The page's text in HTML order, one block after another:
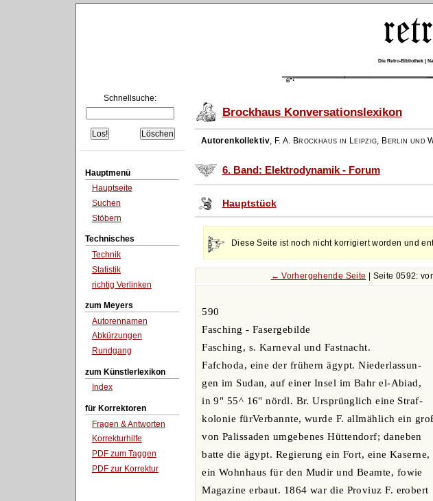
Die Retro-Bibliothek |
Schnellsuche:
Hauptmenü
Hauptseite
Suchen
Stöbern
Technisches
Technik
Statistik
richtig Verlinken
zum Meyers
Autorennamen
Abkürzungen
Rundgang
zum Künstlerlexikon
Index
für Korrektoren
Fragen & Antworten
Korrekturhilfe
PDF zum Taggen
PDF zur Korrektur
Brockhaus Konversationslexikon
Autorenkollektiv, F. A. Brockhaus in Leipzig, Berlin und
6. Band: Elektrodynamik - Forum
Hauptstück
Diese Seite ist noch nicht korrigiert worden und
← Vorhergehende Seite | Seite 0592:
590
Fasching - Fasergebilde
Fasching, s. Karneval und Fastnacht.
Fafchoda, eine der frühern ägypt. Niederlassun-
gen im Sudan, auf einer Insel im Bahr el-Abiad,
in 9" 55^ 16" nördl. Br. Ursprünglich eine Straf-
kolonie fürVerbannte, wurde F. allmählich ein
von Palissaden umgebenes Hüttendorf; daneben
batte die ägypt. Regierung ein Fort, eine Kaserne,
ein Wohnhaus für den Mudir und Beamte, fowie
Magazine erbaut. 1864 war die Proviuz F. erobert